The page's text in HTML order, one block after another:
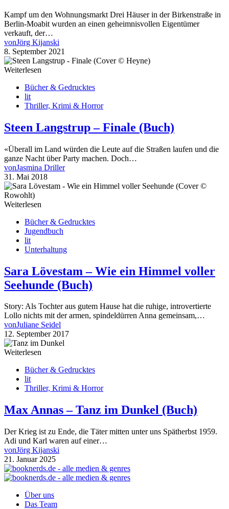
Kampf um den Wohnungsmarkt Drei Häuser in der Birkenstraße in
Berlin-Moabit wurden an einen geheimnisvollen Eigentümer
verkauft, der…
vonJörg Kijanski
8. September 2021
Weiterlesen
Bücher & Gedrucktes
lit
Thriller, Krimi & Horror
Steen Langstrup – Finale (Buch)
«Überall im Land würden die Leute auf die Straßen laufen und die
ganze Nacht über Party machen. Doch…
vonJasmina Driller
31. Mai 2018
Weiterlesen
Bücher & Gedrucktes
Jugendbuch
lit
Unterhaltung
Sara Lövestam – Wie ein Himmel voller
Seehunde (Buch)
Story: Als Tochter aus gutem Hause hat die ruhige, introvertierte
Lollo nichts mit der armen, spindeldürren Anna gemeinsam,…
vonJuliane Seidel
12. September 2017
Weiterlesen
Bücher & Gedrucktes
lit
Thriller, Krimi & Horror
Max Annas – Tanz im Dunkel (Buch)
Der Krieg ist zu Ende, die Täter mitten unter uns Spätherbst 1959.
Adi und Karl waren auf einer…
vonJörg Kijanski
21. Januar 2025
Über uns
Das Team